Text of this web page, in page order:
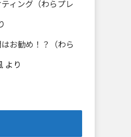
ィング（わらプレ
お勧め！？（わら
より